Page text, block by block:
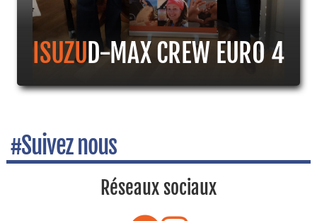
ISUZUD-MAX CREW EURO 4
#Suivez nous
Réseaux sociaux